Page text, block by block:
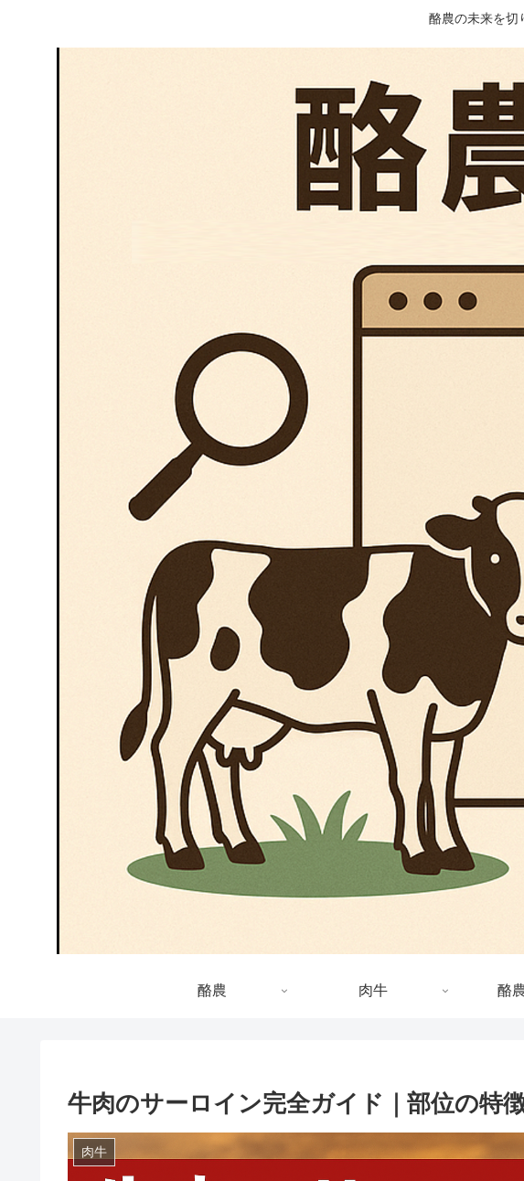
酪農の未来を切
酪農 肉牛 酪
牛肉のサーロイン完全ガイド｜部位の特
肉牛